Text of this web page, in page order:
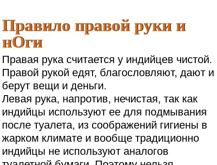
Правило правой руки и
нОги
Правая рука считается у индийцев чистой.
Правой рукой едят, благословляют, дают и
берут вещи и деньги.
Левая рука, напротив, нечистая, так как
индийцы используют ее для подмывания
после туалета, из соображений гигиены в
жарком климате и вообще традиционно
индийцы не используют аналогов